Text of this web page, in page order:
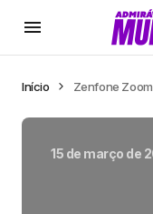
Início Zenfone
15 de março de